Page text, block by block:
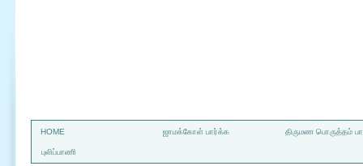
HOME ஜாமக்கோள் பார்க்க திருமண பொருத்தம்
புலிப்பாணி